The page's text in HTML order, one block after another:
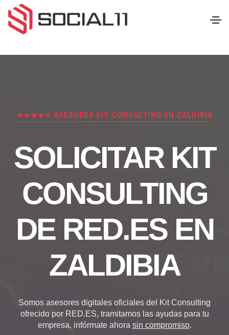
★★★★✩ ASESORES KIT CONSULTING EN ZALDIBIA
SOLICITAR KIT
CONSULTING
DE RED.ES EN
ZALDIBIA
Somos asesores digitales oficiales del Kit Consulting
ofrecido por RED.ES, tramitamos las ayudas para tu
empresa, infórmate ahora sin compromiso.